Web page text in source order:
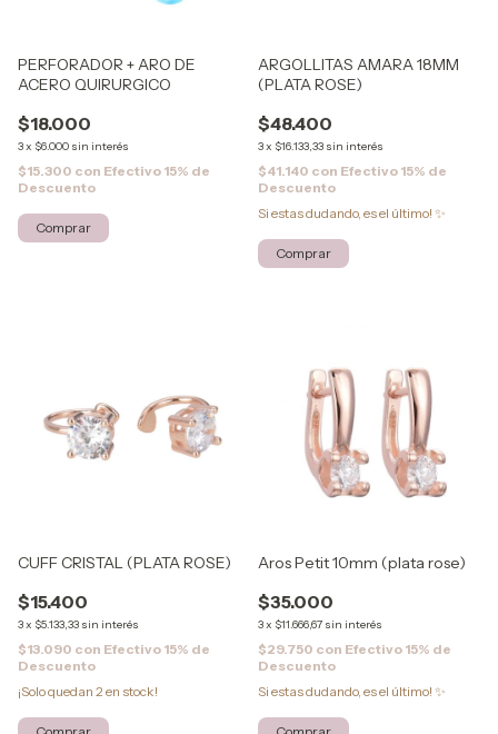
PERFORADOR + ARO DE
ACERO QUIRURGICO
$18.000
3x $6.000 sin interés
$15.300 con Efectivo 15% de
Descuento
ARGOLLITAS AMARA 18MM
(PLATA ROSE)
$48.400
3x $16.133,33 sin interés
$41.140 con Efectivo 15% de
Descuento
Si estas dudando, es el último! ✨
CUFF CRISTAL (PLATA ROSE)
$15.400
3x $5.133,33 sin interés
$13.090 con Efectivo 15% de
Descuento
¡Solo quedan 2 en stock!
Aros Petit 10mm (plata rose)
$35.000
3x $11.666,67 sin interés
$29.750 con Efectivo 15% de
Descuento
Si estas dudando, es el último! ✨